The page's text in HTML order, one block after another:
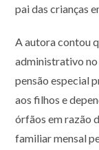
pai das crianças
A autora contou
administrativo no
pensão especial
aos filhos e
órfãos em razão
familiar mensal